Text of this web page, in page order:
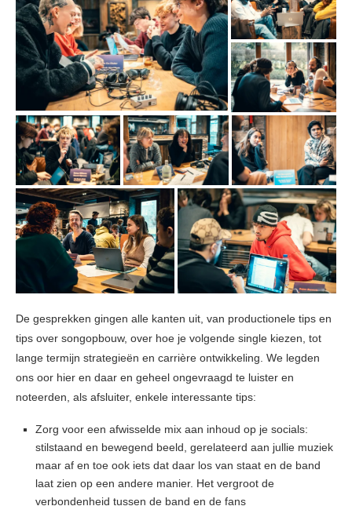
De gesprekken gingen alle kanten uit, van productionele tips en
tips over songopbouw, over hoe je volgende single kiezen, tot
lange termijn strategieën en carrière ontwikkeling. We legden
ons oor hier en daar en geheel ongevraagd te luister en
noteerden, als afsluiter, enkele interessante tips:
Zorg voor een afwisselde mix aan inhoud op je socials:
stilstaand en bewegend beeld, gerelateerd aan jullie muziek
maar af en toe ook iets dat daar los van staat en de band
laat zien op een andere manier. Het vergroot de
verbondenheid tussen de band en de fans